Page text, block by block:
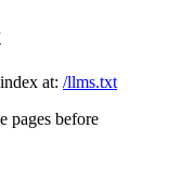
at: /llms.txt
pages before